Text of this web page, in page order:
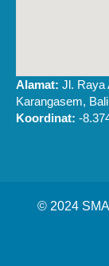
Alamat: Jl. Raya
Karangasem,
Koordinat: -
© 2024